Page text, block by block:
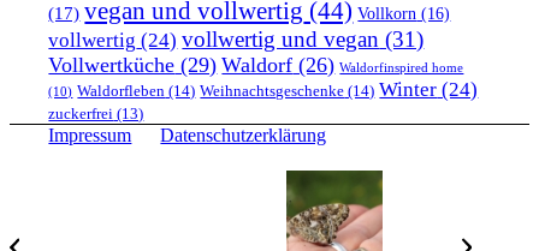
(17) vegan und vollwertig (44) Vollkorn (16)
vollwertig (24) vollwertig und vegan (31)
Vollwertküche (29) Waldorf (26) Waldorfinspired home
(10) Waldorfleben (14) Weihnachtsgeschenke (14) Winter (24)
zuckerfrei (13)
Impressum Datenschutzerklärung